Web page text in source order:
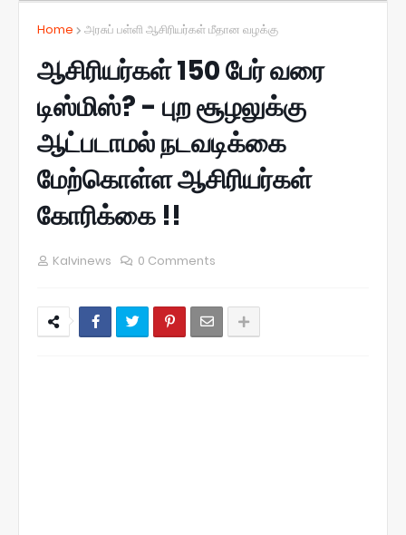
Home அரசுப் பள்ளி ஆசிரியர்கள் மீதான வழக்கு
ஆசிரியர்கள் 150 பேர் வரை
டிஸ்மிஸ்? - புற சூழலுக்கு
ஆட்படாமல் நடவடிக்கை
மேற்கொள்ள ஆசிரியர்கள்
கோரிக்கை !!
Kalvinews 0 Comments